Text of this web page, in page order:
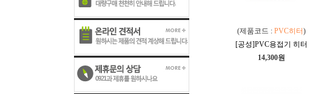
(제품코드 : PVC히터)
[공성]PVC용접기 히터
14,300원